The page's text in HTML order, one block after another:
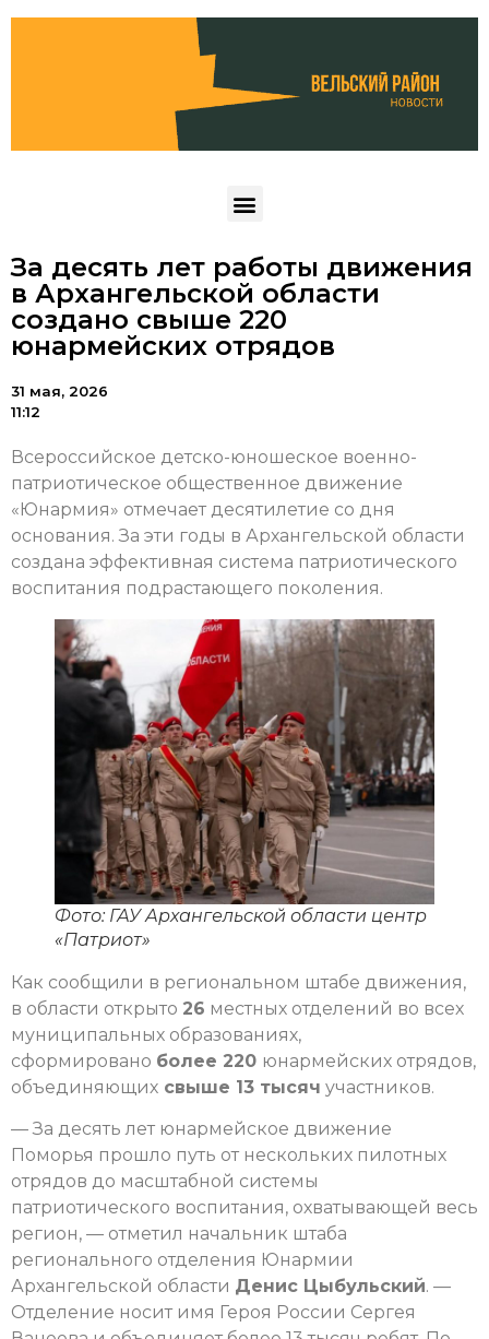
За десять лет работы движения
в Архангельской области
создано свыше 220
юнармейских отрядов
31 мая, 2026
11:12
Всероссийское детско-юношеское военно-
патриотическое общественное движение
«Юнармия» отмечает десятилетие со дня
основания. За эти годы в Архангельской области
создана эффективная система патриотического
воспитания подрастающего поколения.
Фото: ГАУ Архангельской области центр
«Патриот»
Как сообщили в региональном штабе движения,
в области открыто 26 местных отделений во всех
муниципальных образованиях,
сформировано более 220 юнармейских отрядов,
объединяющих свыше 13 тысяч участников.
— За десять лет юнармейское движение
Поморья прошло путь от нескольких пилотных
отрядов до масштабной системы
патриотического воспитания, охватывающей весь
регион, — отметил начальник штаба
регионального отделения Юнармии
Архангельской области Денис Цыбульский. —
Отделение носит имя Героя России Сергея